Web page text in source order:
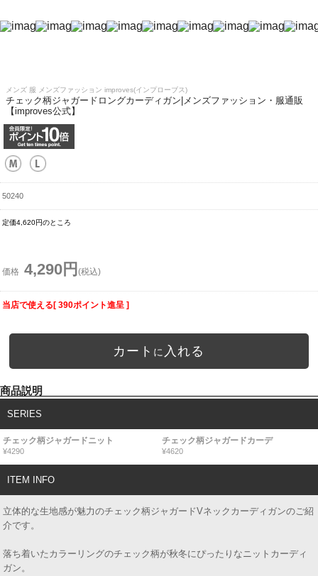
メンズ 服 メンズファッション improves(インプローブス)
チェック柄ジャガードロングカーディガン|メンズファッション・服通販
【improves公式】
50240
定価4,620円のところ
価格 4,290円 (税込)
当店で使える[ 390ポイント進呈 ]
カート に 入れる
商品説明
SERIES
チェック柄ジャガードニット
¥4290
チェック柄ジャガードカーデ
¥4620
ITEM INFO
立体的な生地感が魅力のチェック柄ジャガードVネックカーディガンのご紹
介です。
落ち着いたカラーリングのチェック柄が秋冬にぴったりなニットカーディ
ガン。